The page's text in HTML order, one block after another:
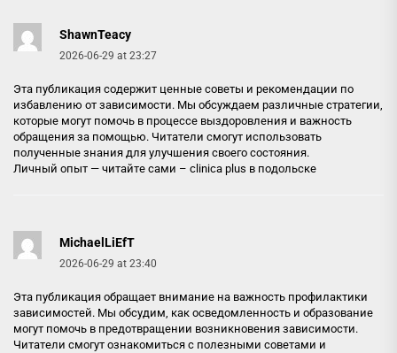
ShawnTeacy
2026-06-29 at 23:27
Эта публикация содержит ценные советы и рекомендации по
избавлению от зависимости. Мы обсуждаем различные стратегии,
которые могут помочь в процессе выздоровления и важность
обращения за помощью. Читатели смогут использовать
полученные знания для улучшения своего состояния.
Личный опыт — читайте сами – clinica plus в подольске
MichaelLiEfT
2026-06-29 at 23:40
Эта публикация обращает внимание на важность профилактики
зависимостей. Мы обсудим, как осведомленность и образование
могут помочь в предотвращении возникновения зависимости.
Читатели смогут ознакомиться с полезными советами и